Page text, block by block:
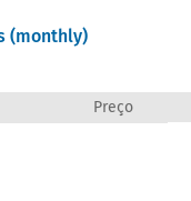
(monthly)
Preço